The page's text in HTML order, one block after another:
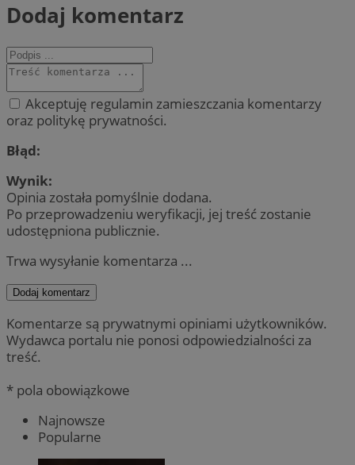
Dodaj komentarz
Akceptuję regulamin zamieszczania komentarzy
oraz politykę prywatności.
Błąd:
Wynik:
Opinia została pomyślnie dodana.
Po przeprowadzeniu weryfikacji, jej treść zostanie
udostępniona publicznie.
Trwa wysyłanie komentarza ...
Dodaj komentarz
Komentarze są prywatnymi opiniami użytkowników.
Wydawca portalu nie ponosi odpowiedzialności za
treść.
* pola obowiązkowe
Najnowsze
Popularne